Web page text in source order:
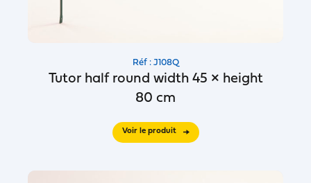
Réf : J108Q
Tutor half round width 45 × height
80 cm
Voir le produit